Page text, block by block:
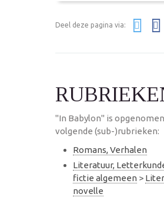
Deel deze pagina via:
"In Babylon" is
volgende (sub-)rubrieken:
Romans, Verhalen
Literatuur,
fictie algemeen >
novelle